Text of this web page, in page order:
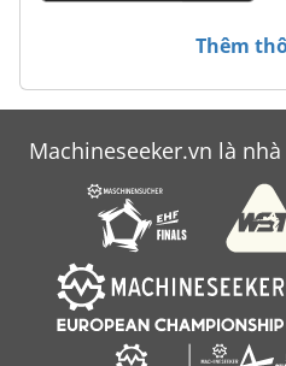
Thêm
Machineseeker.vn là